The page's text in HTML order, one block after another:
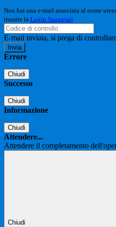
Non hai una e-mail associata al nome
tramite la Login Spaggiari
E-mail inviata, si prega di
Errore
Chiudi
Successo
Chiudi
Informazione
Chiudi
Attendere...
Attendere il completamento
Chiudi